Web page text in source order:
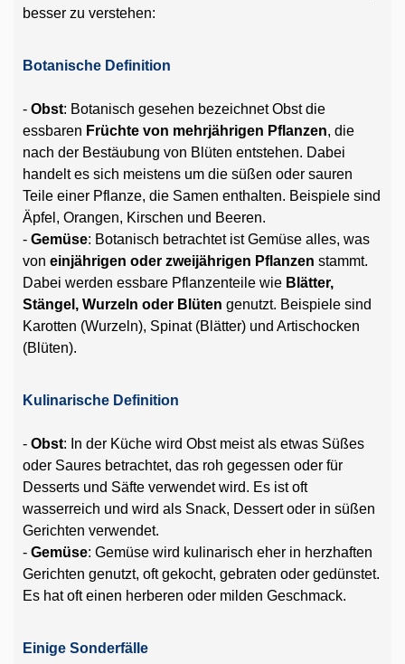
besser zu verstehen:
Botanische Definition
- Obst: Botanisch gesehen bezeichnet Obst die
essbaren Früchte von mehrjährigen Pflanzen, die
nach der Bestäubung von Blüten entstehen. Dabei
handelt es sich meistens um die süßen oder sauren
Teile einer Pflanze, die Samen enthalten. Beispiele sind
Äpfel, Orangen, Kirschen und Beeren.
- Gemüse: Botanisch betrachtet ist Gemüse alles, was
von einjährigen oder zweijährigen Pflanzen stammt.
Dabei werden essbare Pflanzenteile wie Blätter,
Stängel, Wurzeln oder Blüten genutzt. Beispiele sind
Karotten (Wurzeln), Spinat (Blätter) und Artischocken
(Blüten).
Kulinarische Definition
- Obst: In der Küche wird Obst meist als etwas Süßes
oder Saures betrachtet, das roh gegessen oder für
Desserts und Säfte verwendet wird. Es ist oft
wasserreich und wird als Snack, Dessert oder in süßen
Gerichten verwendet.
- Gemüse: Gemüse wird kulinarisch eher in herzhaften
Gerichten genutzt, oft gekocht, gebraten oder gedünstet.
Es hat oft einen herberen oder milden Geschmack.
Einige Sonderfälle